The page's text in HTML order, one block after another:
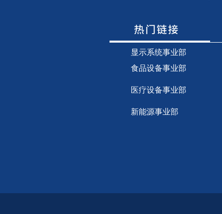
显示系统事业部
食品设备事业部
医疗设备事业部
新能源事业部